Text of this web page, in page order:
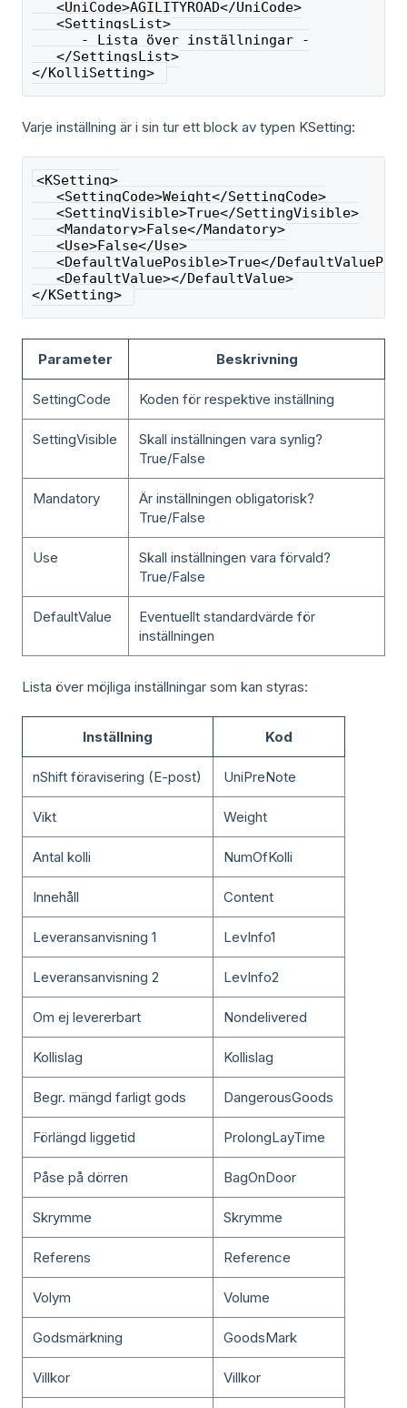
   <UniCode>AGILITYROAD</UniCode>
   <SettingsList>
- Lista över inställningar -
   </SettingsList>
</KolliSetting>
Varje inställning är i sin tur ett block av typen KSetting:
<KSetting>
   <SettingCode>Weight</SettingCode>
   <SettingVisible>True</SettingVisible>
   <Mandatory>False</Mandatory>
   <Use>False</Use>
<DefaultValuePosible>True</
   <DefaultValue></DefaultValue>
</KSetting>
Parameter Beskrivning
SettingCode Koden för respektive inställning
SettingVisible
Skall inställningen vara synlig?
True/False
Mandatory
Är inställningen obligatorisk?
True/False
Use
Skall inställningen vara förvald?
True/False
DefaultValue
Eventuellt standardvärde för
inställningen
Lista över möjliga inställningar som kan styras:
Inställning Kod
nShift föravisering (E-post) UniPreNote
Vikt Weight
Antal kolli NumOfKolli
Innehåll Content
Leveransanvisning 1 LevInfo1
Leveransanvisning 2 LevInfo2
Om ej levererbart Nondelivered
Kollislag Kollislag
Begr. mängd farligt gods DangerousGoods
Förlängd liggetid ProlongLayTime
Påse på dörren BagOnDoor
Skrymme Skrymme
Referens Reference
Volym Volume
Godsmärkning GoodsMark
Villkor Villkor